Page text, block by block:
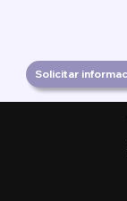
Solicitar